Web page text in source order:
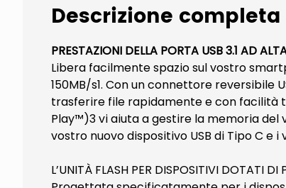
Descrizione completa
PRESTAZIONI DELLA PORTA USB 3.1 AD
Libera facilmente spazio sul vostro
150MB/s1. Con un connettore reversibile
trasferire file rapidamente e con facilità
Play™)3 vi aiuta a gestire la memoria del
vostro nuovo dispositivo USB di Tipo C e
L’UNITÀ FLASH PER DISPOSITIVI DOTATI